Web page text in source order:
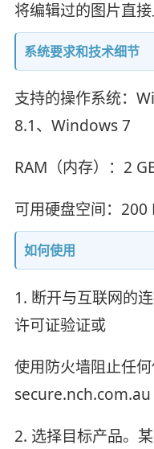
将编辑过的图片直
系统要求和技术细节
支持的操作系统：
8.1、Windows 7
RAM（内存）：2
可用硬盘空间：200
如何使用
1. 断开与互联网的
许可证验证或
使用防火墙阻止任何
secure.nch.com.au
2. 选择目标产品。